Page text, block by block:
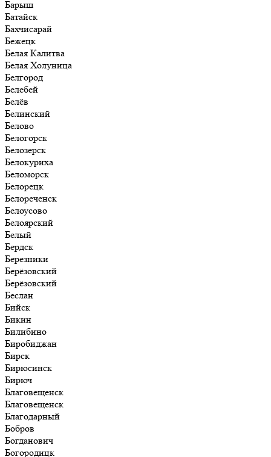
Барыш
Батайск
Бахчисарай
Бежецк
Белая Калитва
Белая Холуница
Белгород
Белебей
Белёв
Белинский
Белово
Белогорск
Белозерск
Белокуриха
Беломорск
Белорецк
Белореченск
Белоусово
Белоярский
Белый
Бердск
Березники
Берёзовский
Берёзовский
Беслан
Бийск
Бикин
Билибино
Биробиджан
Бирск
Бирюсинск
Бирюч
Благовещенск
Благовещенск
Благодарный
Бобров
Богданович
Богородицк